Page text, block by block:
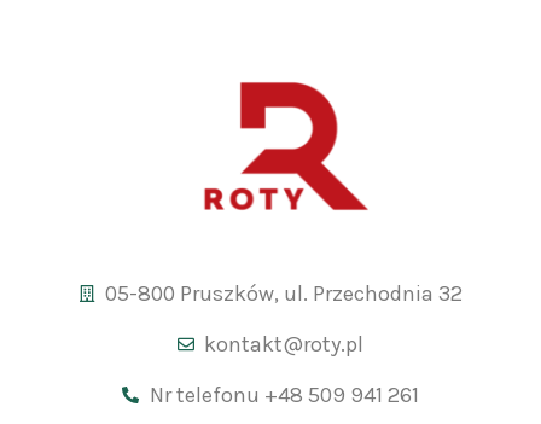
05-800 Pruszków, ul. Przechodnia 32
kontakt@roty.pl
Nr telefonu +48 509 941 261